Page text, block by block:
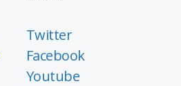
Twitter
Facebook
Youtube